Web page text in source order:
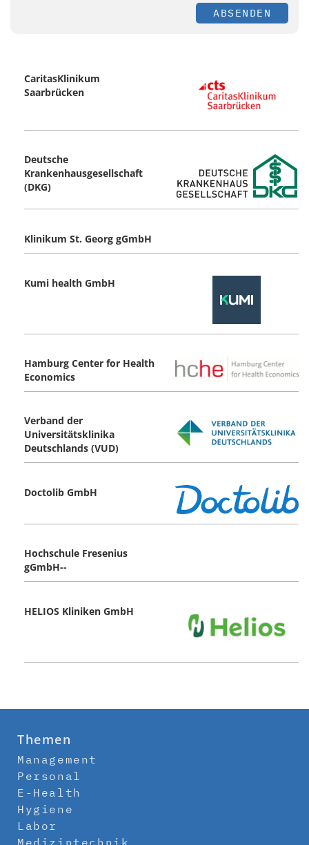
ABSENDEN
CaritasKlinikum
Saarbrücken
Deutsche
Krankenhausgesellschaft
(DKG)
Klinikum St. Georg gGmbH
Kumi health GmbH
Hamburg Center for Health
Economics
Verband der
Universitätsklinika
Deutschlands (VUD)
Doctolib GmbH
Hochschule Fresenius
gGmbH--
HELIOS Kliniken GmbH
Themen
Management
Personal
E-Health
Hygiene
Labor